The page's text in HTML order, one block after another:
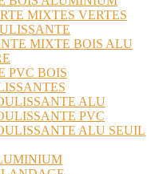
MIXTES VERTES
MIXTE BOIS ALU
PVC BOIS
ALU
PVC
ALU SEUIL